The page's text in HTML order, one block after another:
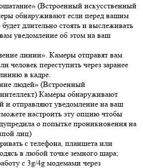
(Встроенный искусственный
обнаруживают если перед вашим
длительно стоять и выслеживать
уведомление об этом на ваш
линии». Камеры отправят вам
человек переступить через заранее
в кадре.
людей» (Встроенный
Камеры обнаруживают
и отправляют уведомление на ваш
настроить эту опцию чтобы
о попытке проникновения на
лиц)
с телефона, планшета или
в любой точке земного шара;
с 3g/4g модемами через